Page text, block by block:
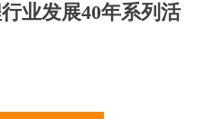
业发展40年系列活